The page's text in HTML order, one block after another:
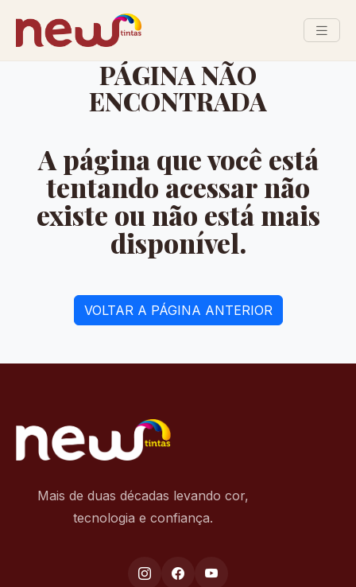
PÁGINA NÃO
ENCONTRADA
A página que você está
tentando acessar não
existe ou não está mais
disponível.
VOLTAR A PÁGINA ANTERIOR
Mais de duas décadas levando cor,
tecnologia e confiança.